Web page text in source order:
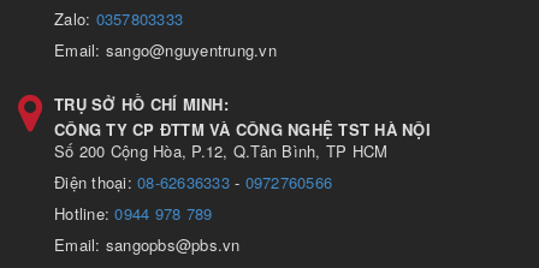
Zalo: 0357803333
Email: sango@nguyentrung.vn
TRỤ SỞ HỒ CHÍ MINH:
CÔNG TY CP ĐTTM VÀ CÔNG NGHỆ TST HÀ NỘI
Số 200 Cộng Hòa, P.12, Q.Tân Bình, TP HCM
Điện thoại:08-62636333- 0972760566
Hotline:0944 978 789
Email: sangopbs@pbs.vn